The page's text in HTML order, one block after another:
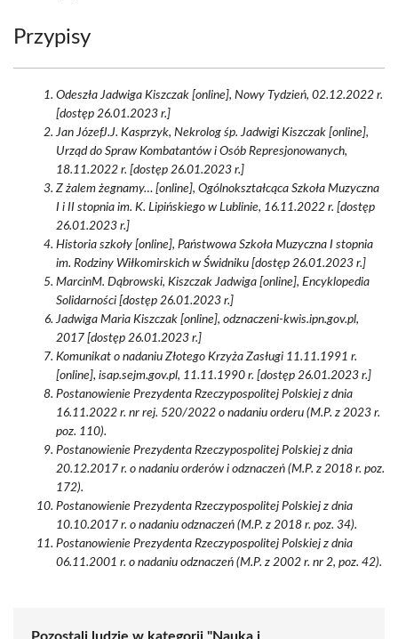
Przypisy
Odeszła Jadwiga Kiszczak [online], Nowy Tydzień, 02.12.2022 r.
[dostęp 26.01.2023 r.]
Jan JózefJ.J. Kasprzyk, Nekrolog śp. Jadwigi Kiszczak [online],
Urząd do Spraw Kombatantów i Osób Represjonowanych,
18.11.2022 r. [dostęp 26.01.2023 r.]
Z żalem żegnamy… [online], Ogólnokształcąca Szkoła Muzyczna
I i II stopnia im. K. Lipińskiego w Lublinie, 16.11.2022 r. [dostęp
26.01.2023 r.]
Historia szkoły [online], Państwowa Szkoła Muzyczna I stopnia
im. Rodziny Wiłkomirskich w Świdniku [dostęp 26.01.2023 r.]
MarcinM. Dąbrowski, Kiszczak Jadwiga [online], Encyklopedia
Solidarności [dostęp 26.01.2023 r.]
Jadwiga Maria Kiszczak [online], odznaczeni-kwis.ipn.gov.pl,
2017 [dostęp 26.01.2023 r.]
Komunikat o nadaniu Złotego Krzyża Zasługi 11.11.1991 r.
[online], isap.sejm.gov.pl, 11.11.1990 r. [dostęp 26.01.2023 r.]
Postanowienie Prezydenta Rzeczypospolitej Polskiej z dnia
16.11.2022 r. nr rej. 520/2022 o nadaniu orderu (M.P. z 2023 r.
poz. 110).
Postanowienie Prezydenta Rzeczypospolitej Polskiej z dnia
20.12.2017 r. o nadaniu orderów i odznaczeń (M.P. z 2018 r. poz.
172).
Postanowienie Prezydenta Rzeczypospolitej Polskiej z dnia
10.10.2017 r. o nadaniu odznaczeń (M.P. z 2018 r. poz. 34).
Postanowienie Prezydenta Rzeczypospolitej Polskiej z dnia
06.11.2001 r. o nadaniu odznaczeń (M.P. z 2002 r. nr 2, poz. 42).